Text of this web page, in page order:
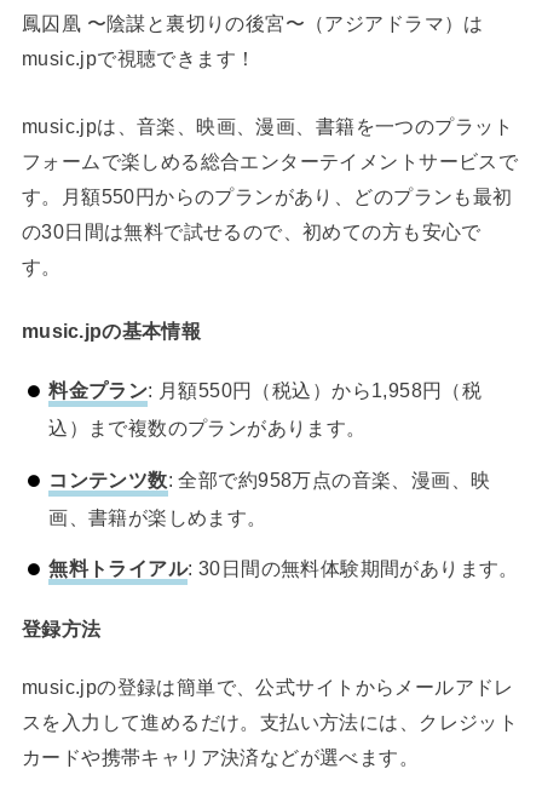
鳳囚凰 〜陰謀と裏切りの後宮〜（アジアドラマ）は
music.jpで視聴できます！
music.jpは、音楽、映画、漫画、書籍を一つのプラット
フォームで楽しめる総合エンターテイメントサービスで
す。月額550円からのプランがあり、どのプランも最初
の30日間は無料で試せるので、初めての方も安心で
す。
music.jpの基本情報
料金プラン: 月額550円（税込）から1,958円（税
込）まで複数のプランがあります。
コンテンツ数: 全部で約958万点の音楽、漫画、映
画、書籍が楽しめます。
無料トライアル: 30日間の無料体験期間があります。
登録方法
music.jpの登録は簡単で、公式サイトからメールアドレ
スを入力して進めるだけ。支払い方法には、クレジット
カードや携帯キャリア決済などが選べます。